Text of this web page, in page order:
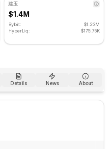
建玉
$1.4M
Bybit:
$1.23M
HyperLiq:
$175.75K
Details News About